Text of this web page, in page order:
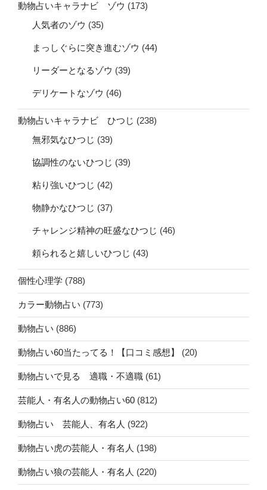
動物占いキャラナビ ゾウ (173)
人気者のゾウ (35)
まっしぐらに突き進むゾウ (44)
リーダーとなるゾウ (39)
デリケートなゾウ (46)
動物占いキャラナビ ひつじ (238)
無邪気なひつじ (39)
協調性のないひつじ (39)
粘り強いひつじ (42)
物静かなひつじ (37)
チャレンジ精神の旺盛なひつじ (46)
頼られると嬉しいひつじ (43)
個性心理学 (788)
カラー動物占い (773)
動物占い (886)
動物占い60当たってる！【口コミ感想】 (20)
動物占いで見る 適職・不適職 (61)
芸能人・有名人の動物占い60 (812)
動物占い 芸能人、有名人 (922)
動物占い虎の芸能人・有名人 (198)
動物占い狼の芸能人・有名人 (220)